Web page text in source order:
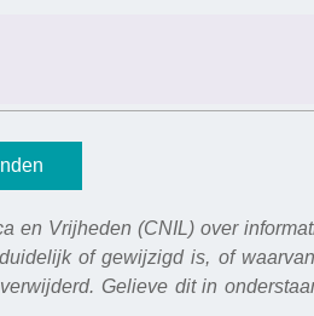
en Vrijheden (CNIL) over
of gewijzigd is, of
Gelieve dit in